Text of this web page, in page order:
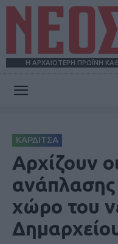
Η ΑΡΧΑΙΟΤΕΡΗ ΠΡΩΪΝΗ
ΚΑΡΔΙΤΣΑ
Αρχίζουν
χώρο του